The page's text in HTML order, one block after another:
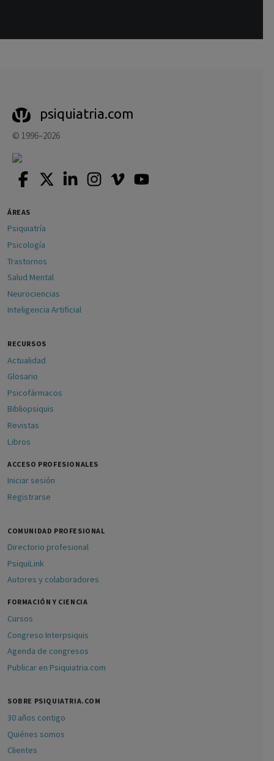
psiquiatria.com
© 1996–2026
ÁREAS
Psiquiatría
Psicología
Trastornos
Salud Mental
Neurociencias
Inteligencia Artificial
RECURSOS
Actualidad
Glosario
Psicofármacos
Bibliopsiquis
Revistas
Libros
ACCESO PROFESIONALES
Iniciar sesión
Registrarse
COMUNIDAD PROFESIONAL
Directorio profesional
PsiquiLink
Autores y colaboradores
FORMACIÓN Y CIENCIA
Cursos
Congreso Interpsiquis
Agenda de congresos
Publicar en Psiquiatria.com
SOBRE PSIQUIATRIA.COM
30 años contigo
Quiénes somos
Clientes